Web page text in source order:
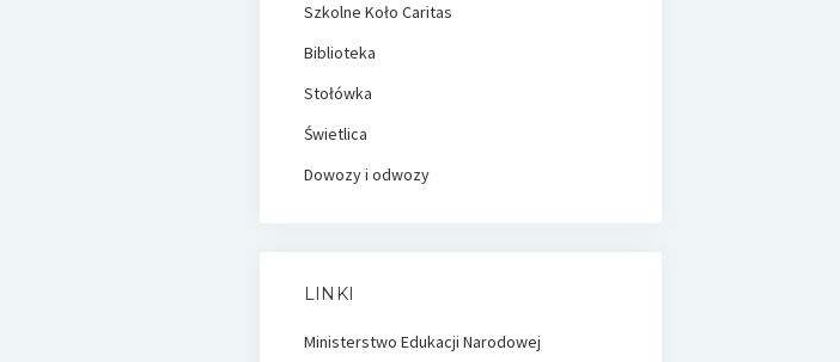
Szkolne Koło Caritas
Biblioteka
Stołówka
Świetlica
Dowozy i odwozy
LINKI
Ministerstwo Edukacji Narodowej